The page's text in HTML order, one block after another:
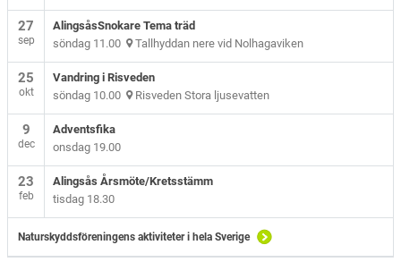
27
sep
AlingsåsSnokare Tema träd
söndag 11.00 Tallhyddan nere vid Nolhagaviken
25
okt
Vandring i Risveden
söndag 10.00 Risveden Stora ljusevatten
9
dec
Adventsfika
onsdag 19.00
23
feb
Alingsås Årsmöte/Kretsstämm
tisdag 18.30
Naturskyddsföreningens aktiviteter i hela Sverige